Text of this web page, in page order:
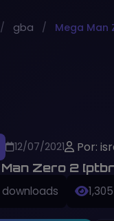
gba Mega Man
12/07/2021 Por:
Man Zero 2
downloads